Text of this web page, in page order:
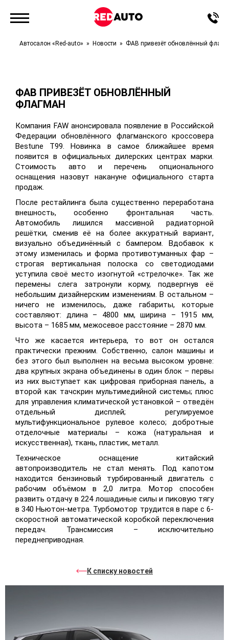
Автосалон «Red-auto» Новости ФАВ привезёт обновлённый
ФАВ ПРИВЕЗЁТ ОБНОВЛЁННЫЙ
ФЛАГМАН
Компания FAWанонсировала появление в Российской
Федерации обновлённого флагманского кроссовера
Bestune
T99. Новинка в самое ближайшее время
появится в официальных дилерских центрах марки.
Стоимость авто и перечень опционального
оснащения назовут накануне официального старта
продаж.
После рестайлинга была существенно переработана
внешность, особенно фронтальная часть.
Автомобиль лишился массивной радиаторной
решётки, сменив её на более аккуратный вариант,
визуально объединённый с бампером. Вдобавок к
этому изменилась и форма противотуманных фар –
строгая вертикальная полоска со светодиодами
уступила своё место изогнутой «стрелочке». Так же
перемены слега затронули корму, подвергнув её
небольшим дизайнерским изменениям. В остальном –
ничего не изменилось, даже габариты, которые
составляют: длина – 4800 мм, ширина – 1915 мм,
высота – 1685 мм, межосевое расстояние – 2870 мм.
Что же касается интерьера, то вот он остался
практически прежним. Собственно, салон машины и
без этого был выполнен на весьма высоком уровне:
два крупных экрана объединены в один блок – первы
из них выступает как цифровая приборная панель, а
второй как тачскрин мультимедийной системы; плюс
для управления климатической установкой – отведён
отдельный дисплей; регулируемое
мультифункциональное рулевое колесо; добротные
отделочные материалы – кожа (натуральная и
искусственная), ткань, пластик, металл.
Техническое оснащение китайский
автопроизводитель не стал менять. Под капотом
находится бензиновый турбированный двигатель с
рабочим объёмом в 2,0 литра. Мотор способен
развить отдачу в 224 лошадиные силы и пиковую тягу
в 340 Ньютон-метра. Турбомотор трудится в паре с 6-
скоростной автоматической коробкой переключения
передач. Трансмиссия – исключительно
переднеприводная.
К списку новостей